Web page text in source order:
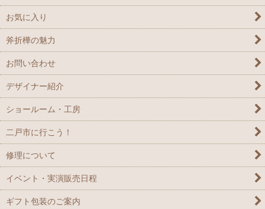
お気に入り
斧折樺の魅力
お問い合わせ
デザイナー紹介
ショールーム・工房
二戸市に行こう！
修理について
イベント・実演販売日程
ギフト包装のご案内